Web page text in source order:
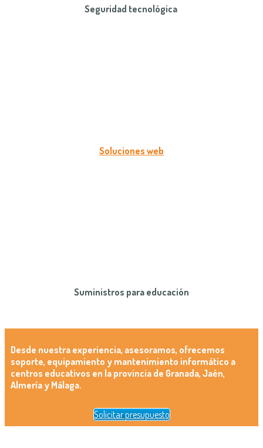
Seguridad tecnológica
Soluciones web
Suministros para educación
Desde nuestra experiencia, asesoramos, ofrecemos
soporte, equipamiento y mantenimiento informático a
centros educativos en la provincia de Granada, Jaén,
Almería y Málaga.
Solicitar presupuesto